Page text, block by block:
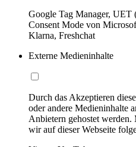
Google Tag Manager,
Consent Mode von
Klarna, Freshchat
Externe Medieninhalte
Durch das Akzeptieren
oder andere Medieninhalte
Anbietern gehostet
wir auf dieser Webseite